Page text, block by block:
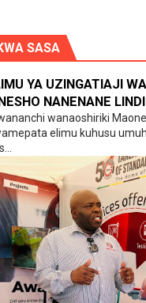
SASA
YA UZINGATIAJI
NANENANE LINDI
wanaoshiriki
elimu kuhusu